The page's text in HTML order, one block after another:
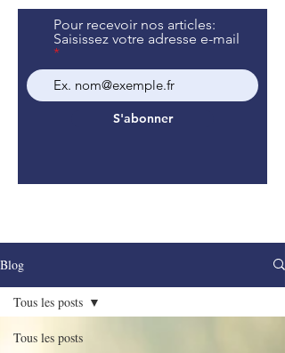
Pour recevoir nos articles:
Saisissez votre adresse e-mail
S'abonner
Blog
Tous les posts
Tous les posts